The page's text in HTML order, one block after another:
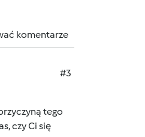
komentarze
#3
tego
czy Ci się